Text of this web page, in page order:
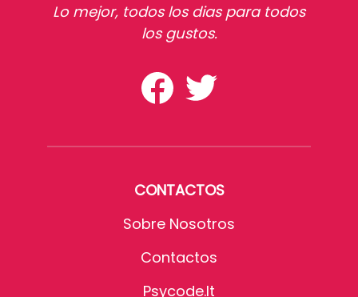
Lo mejor, todos los dias para todos
los gustos.
CONTACTOS
Sobre Nosotros
Contactos
Psycode.it